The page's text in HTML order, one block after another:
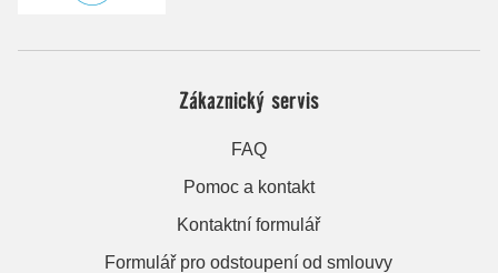
Zákaznický servis
FAQ
Pomoc a kontakt
Kontaktní formulář
Formulář pro odstoupení od smlouvy